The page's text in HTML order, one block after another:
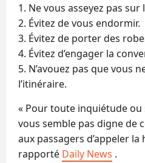
1. Ne vous asseyez pas sur
2. Évitez de vous endormir.
3. Évitez de porter des
4. Évitez d’engager la
5. N’avouez pas que vous
l’itinéraire.
« Pour toute inquiétude
vous semble pas digne de
aux passagers d’appeler la
rapporté Daily News .